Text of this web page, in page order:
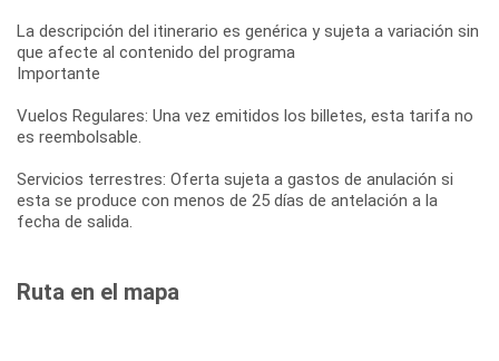
La descripción del itinerario es genérica y sujeta a variación sin
que afecte al contenido del programa
Importante
Vuelos Regulares: Una vez emitidos los billetes, esta tarifa no
es reembolsable.
Servicios terrestres: Oferta sujeta a gastos de anulación si
esta se produce con menos de 25 días de antelación a la
fecha de salida.
Ruta en el mapa